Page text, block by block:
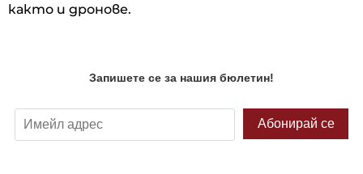
както и дронове.